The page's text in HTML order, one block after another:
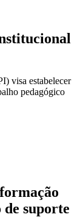
visa estabelecer
pedagógico
de suporte